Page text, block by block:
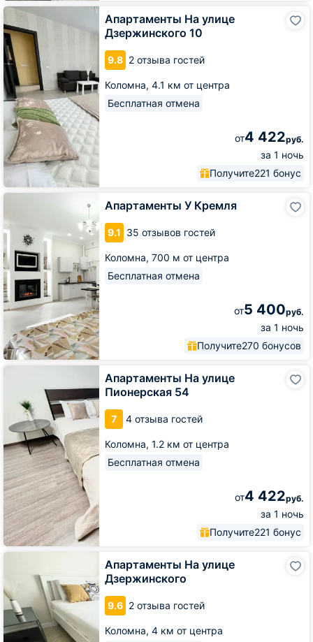
Апартаменты На улице
Дзержинского 10
9.8 2 отзыва гостей
Коломна, 4.1 км от центра
Бесплатная отмена
от4 422руб.
за 1 ночь
Получите221 бонус
Апартаменты
На
улице
Дзержинского
10
Апартаменты У Кремля
9.1 35 отзывов гостей
Коломна, 700 м от центра
Бесплатная отмена
от5 400руб.
за 1 ночь
Получите270 бонусов
Апартаменты
Апартаменты На улице
Пионерская 54
7 4 отзыва гостей
Коломна, 1.2 км от центра
Бесплатная отмена
от4 422руб.
за 1 ночь
Получите221 бонус
Пионерская
Апартаменты На улице
Дзержинского
9.6 2 отзыва гостей
Коломна, 4 км от центра
Апартаменты
Дзержинского